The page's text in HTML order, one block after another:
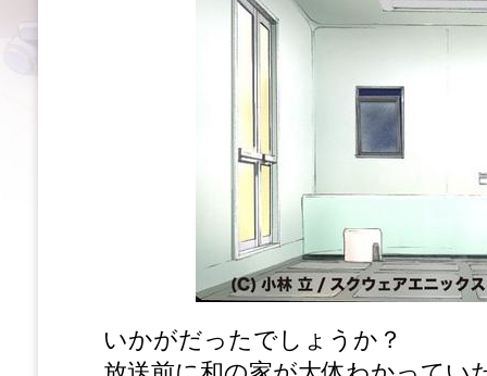
いかがだったでしょうか？